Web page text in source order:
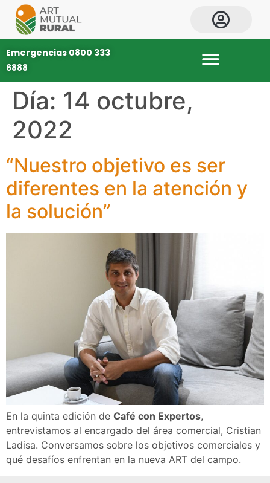
Emergencias 0800 333
6888
Día: 14 octubre,
2022
“Nuestro objetivo es ser
diferentes en la atención y
la solución”
En la quinta edición de Café con Expertos,
entrevistamos al encargado del área comercial, Cristian
Ladisa. Conversamos sobre los objetivos comerciales y
qué desafíos enfrentan en la nueva ART del campo.